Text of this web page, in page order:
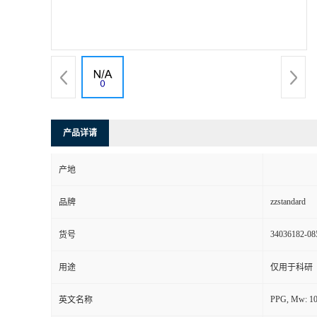
产品详请
产地
品牌 zzstandard
货号 34036182-
用途 仅用于科研
英文名称 PPG, Mw: